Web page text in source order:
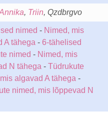
, Triin, Qzdbrgvo
nimed - Nimed, mis
A tähega - 6-tähelised
nimed - Nimed, mis
N tähega - Tüdrukute
algavad A tähega -
nimed, mis lõppevad N